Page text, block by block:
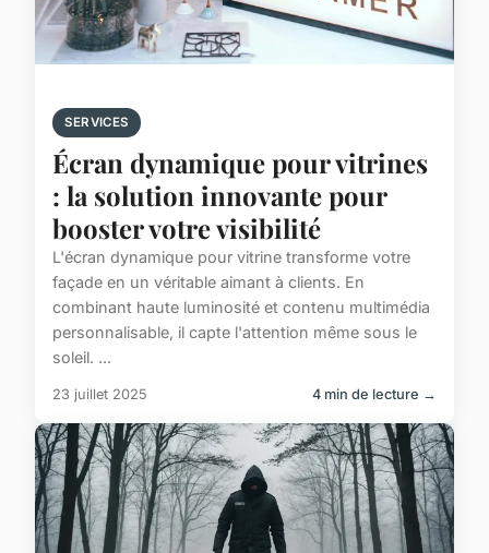
SERVICES
Écran dynamique pour vitrines
: la solution innovante pour
booster votre visibilité
L'écran dynamique pour vitrine transforme votre
façade en un véritable aimant à clients. En
combinant haute luminosité et contenu multimédia
personnalisable, il capte l'attention même sous le
soleil. ...
23 juillet 2025 4 min de lecture →